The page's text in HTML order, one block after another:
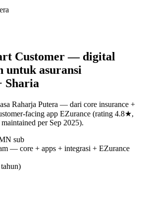
Customer — digital
untuk asuransi
Sharia
Raharja Putera — dari core insurance +
facing app EZurance (rating 4.8★,
per Sep 2025).
sub
— core + apps + integrasi + EZurance